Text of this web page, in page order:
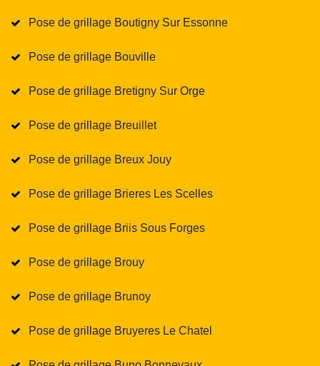
Pose de grillage Boutigny Sur Essonne
Pose de grillage Bouville
Pose de grillage Bretigny Sur Orge
Pose de grillage Breuillet
Pose de grillage Breux Jouy
Pose de grillage Brieres Les Scelles
Pose de grillage Briis Sous Forges
Pose de grillage Brouy
Pose de grillage Brunoy
Pose de grillage Bruyeres Le Chatel